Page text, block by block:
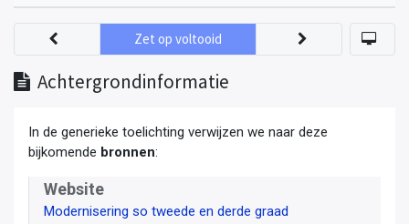
Achtergrondinformatie
Zet op voltooid
In de generieke toelichting verwijzen we naar deze
bijkomende bronnen:
Website
Modernisering so tweede en derde graad